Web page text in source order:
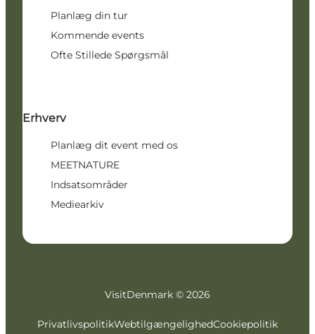
Planlæg din tur
Kommende events
Ofte Stillede Spørgsmål
Erhverv
Planlæg dit event med os
MEETNATURE
Indsatsområder
Mediearkiv
VisitDenmark © 2026
PrivatlivspolitikWebtilgængelighedCookiepolitik